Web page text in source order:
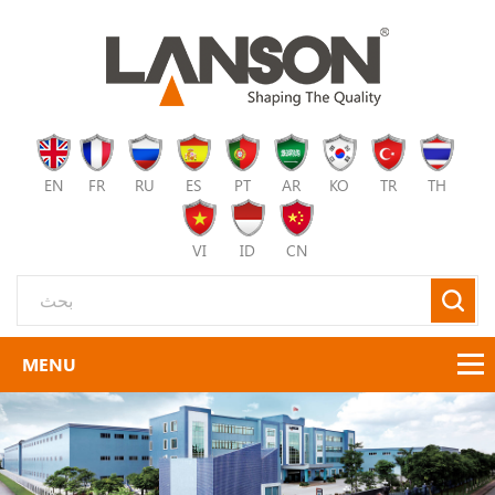
EN FR RU ES PT AR KO TR TH
VI ID CN